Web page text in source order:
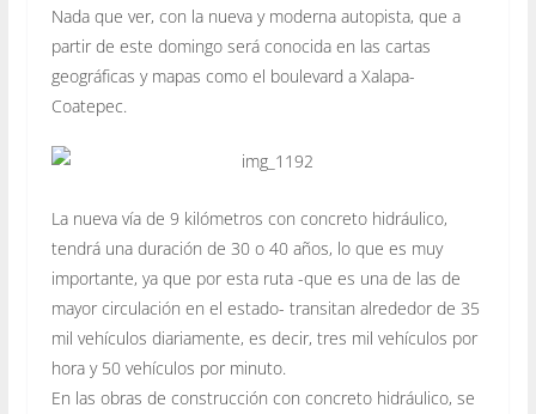
Nada que ver, con la nueva y moderna autopista, que a
partir de este domingo será conocida en las cartas
geográficas y mapas como el boulevard a Xalapa-
Coatepec.
La nueva vía de 9 kilómetros con concreto hidráulico,
tendrá una duración de 30 o 40 años, lo que es muy
importante, ya que por esta ruta -que es una de las de
mayor circulación en el estado- transitan alrededor de 35
mil vehículos diariamente, es decir, tres mil vehículos por
hora y 50 vehículos por minuto.
En las obras de construcción con concreto hidráulico, se